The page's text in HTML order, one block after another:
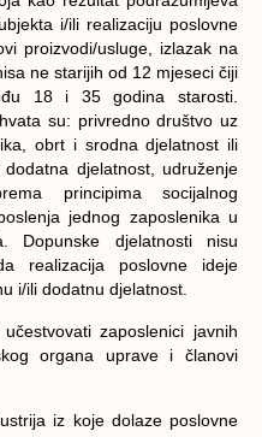
i/ili realizaciju poslovne
proizvodi/usluge, izlazak na
ne starijih od 12 mjeseci čiji
18 i 35 godina starosti.
su: privredno društvo uz
obrt i srodna djelatnost ili
djelatnost, udruženje
principima socijalnog
jednog zaposlenika u
djelatnosti nisu
realizacija poslovne ideje
i/ili dodatnu djelatnost.
zaposlenici javnih
organa uprave i članovi
iz koje dolaze poslovne